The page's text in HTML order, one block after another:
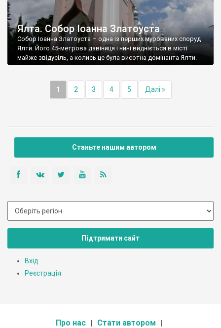
Ялта. Собор Іоанна Златоуста
Собор Іоанна Златоуста – одна із перших мурованих споруд
Ялти. Його 45-метрова дзвіниця і нині видніється в місті
майже звідусіль, а колись це була висотна домінанта Ялти.
1 2 3 4 5 Далі »
Станьте нашим автором
Підтримати сайт
Вхід
Реєстрація
Про нас Стати автором